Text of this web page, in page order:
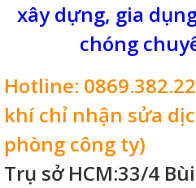
xây dựng, gia
chóng
Hotline:
khí chỉ nhận sửa
phòng công ty)
Trụ sở HCM:33/4